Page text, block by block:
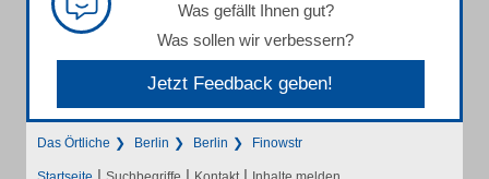
Was gefällt Ihnen gut?
Was sollen wir verbessern?
Jetzt Feedback geben!
Das Örtliche Berlin Berlin Finowstr